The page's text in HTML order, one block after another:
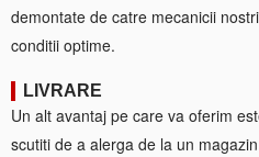
demontate de catre mecanicii
conditii optime.
LIVRARE
Un alt avantaj pe care va oferim
scutiti de a alerga de la un